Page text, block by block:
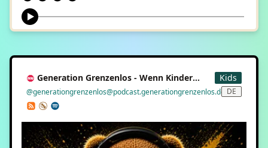
Kids
Generation Grenzenlos - Wenn Kinder
grenzenlos aufwachsen
DE
@generationgrenzenlos@podcast.generationgrenzenlos.de